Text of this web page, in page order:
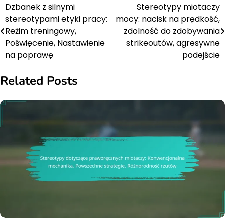
Post
navigation
Dzbanek z silnymi
stereotypami etyki pracy:
Reżim treningowy,
Poświęcenie, Nastawienie
na poprawę
Stereotypy miotaczy
mocy: nacisk na prędkość,
zdolność do zdobywania
strikeoutów, agresywne
podejście
Related Posts